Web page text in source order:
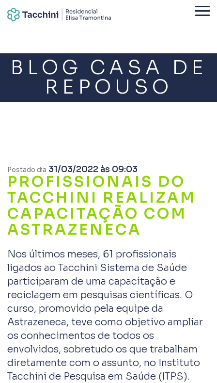
BLOG CASA DE
REPOUSO
Postado dia 31/03/2022 às 09:03
PROFISSIONAIS DO
TACCHINI REALIZAM
CAPACITAÇÃO COM
ASTRAZENECA
Nos últimos meses, 61 profissionais
ligados ao Tacchini Sistema de Saúde
participaram de uma capacitação e
reciclagem em pesquisas científicas. O
curso, promovido pela equipe da
Astrazeneca, teve como objetivo ampliar
os conhecimentos de todos os
envolvidos, sobretudo os que trabalham
diretamente com o assunto, no Instituto
Tacchini de Pesquisa em Saúde (ITPS).